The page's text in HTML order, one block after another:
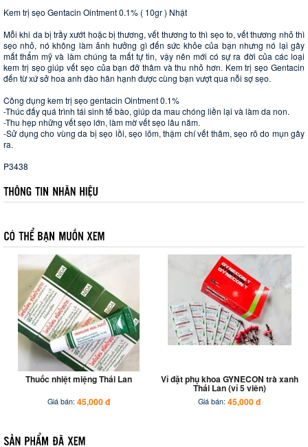
Kem trị sẹo Gentacin Ointment 0.1% ( 10gr ) Nhật
Mỗi khi da bị trầy xướt hoặc bị thương, vết thương to thì sẹo to, vết thương nhỏ thì
sẹo nhỏ, nó không làm ảnh hưởng gì đến sức khỏe của bạn nhưng nó lại gây
mất thẩm mỹ và làm chúng ta mất tự tin, vậy nên mới có sự ra đời của các loại
kem trị sẹo giúp vết sẹo của bạn đỡ thâm và thu nhỏ hơn. Kem trị sẹo Gentacin
đến từ xứ sở hoa anh đào hân hạnh được cùng bạn vượt qua nỗi sợ sẹo.
Công dụng kem trị sẹo gentacin Ointment 0.1%
-Thúc đấy quá trình tái sinh tế bào, giúp da mau chóng liền lại và làm da non.
-Thu hẹp những vết sẹo lớn, làm mờ vết sẹo lâu năm.
-Sử dụng cho vùng da bị sẹo lồi, sẹo lõm, thậm chí vết thâm, sẹo rõ do mụn gây
ra.
P3438
Thuốc nhiệt miệng Thái Lan
Giá bán: 45,000 đ
Vỉ đặt phụ khoa GYNECON trà xanh
Thái Lan (vỉ 5 viên)
Giá bán: 45,000 đ